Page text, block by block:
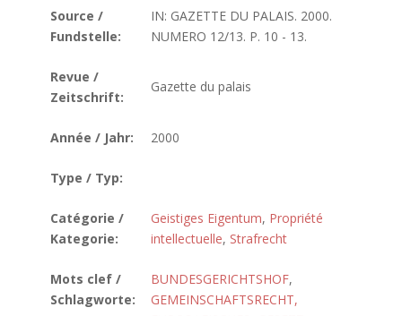
Source /
Fundstelle:
IN: GAZETTE DU PALAIS. 2000.
NUMERO 12/13. P. 10 - 13.
Revue /
Zeitschrift:
Gazette du palais
Année / Jahr: 2000
Type / Typ:
Catégorie /
Kategorie:
Geistiges Eigentum, Propriété
intellectuelle, Strafrecht
Mots clef /
Schlagworte:
BUNDESGERICHTSHOF,
GEMEINSCHAFTSRECHT,